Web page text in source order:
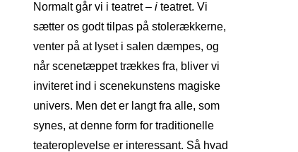
Normalt går vi i teatret – i teatret. Vi
sætter os godt tilpas på stolerækkerne,
venter på at lyset i salen dæmpes, og
når scenetæppet trækkes fra, bliver vi
inviteret ind i scenekunstens magiske
univers. Men det er langt fra alle, som
synes, at denne form for traditionelle
teateroplevelse er interessant. Så hvad